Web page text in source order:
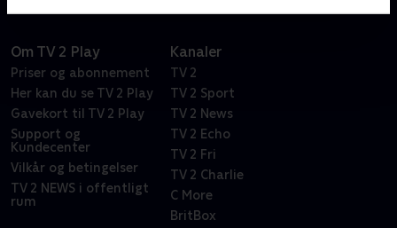
Om TV 2 Play
Priser og abonnement
Her kan du se TV 2 Play
Gavekort til TV 2 Play
Support og
Kundecenter
Vilkår og betingelser
TV 2 NEWS i offentligt
rum
Kanaler
TV 2
TV 2 Sport
TV 2 News
TV 2 Echo
TV 2 Fri
TV 2 Charlie
C More
BritBox